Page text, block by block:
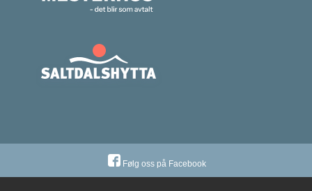
Følg oss på Facebook